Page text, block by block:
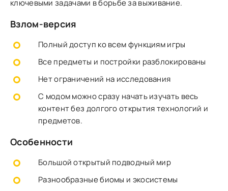
ключевыми задачами в борьбе за выживание.
Взлом-версия
Полный доступ ко всем функциям игры
Все предметы и постройки разблокированы
Нет ограничений на исследования
С модом можно сразу начать изучать весь
контент без долгого открытия технологий и
предметов.
Особенности
Большой открытый подводный мир
Разнообразные биомы и экосистемы